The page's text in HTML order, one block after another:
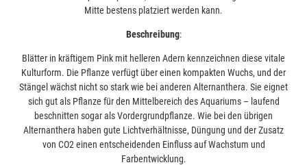
Mitte bestens platziert werden kann.
Beschreibung:
Blätter in kräftigem Pink mit helleren Adern kennzeichnen diese vitale
Kulturform. Die Pflanze verfügt über einen kompakten Wuchs, und der
Stängel wächst nicht so stark wie bei anderen Alternanthera. Sie eignet
sich gut als Pflanze für den Mittelbereich des Aquariums – laufend
beschnitten sogar als Vordergrundpflanze. Wie bei den übrigen
Alternanthera haben gute Lichtverhältnisse, Düngung und der Zusatz
von CO2 einen entscheidenden Einfluss auf Wachstum und
Farbentwicklung.